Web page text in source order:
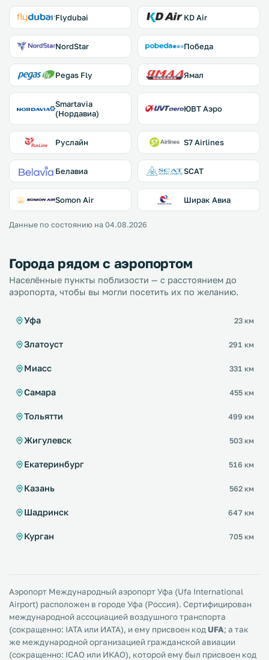
Flydubai KD Air
NordStar Победа
Pegas Fly Ямал
Smartavia
(Нордавиа)
ЮВТ Аэро
Руслайн S7 Airlines
Белавиа SCAT
Somon Air Ширак Авиа
Данные по состоянию на 04.08.2026
Города рядом с аэропортом
Населённые пункты поблизости — с расстоянием до
аэропорта, чтобы вы могли посетить их по желанию.
Уфа 23 км
Златоуст 291 км
Миасс 331 км
Самара 455 км
Тольятти 499 км
Жигулевск 503 км
Екатеринбург 516 км
Казань 562 км
Шадринск 647 км
Курган 705 км
Аэропорт Международный аэропорт Уфа (Ufa International
Airport) расположен в городе Уфа (Россия). Сертифицирован
международной ассоциацией воздушного транспорта
(сокращенно: IATA или ИАТА), и ему присвоен код UFA; а так
же международной организацией гражданской авиации
(сокращенно: ICAO или ИКАО), которой ему был присвоен код